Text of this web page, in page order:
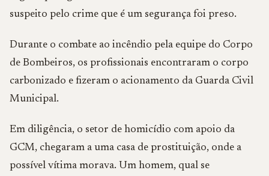
suspeito pelo crime que é um segurança foi preso.
Durante o combate ao incêndio pela equipe do Corpo
de Bombeiros, os profissionais encontraram o corpo
carbonizado e fizeram o acionamento da Guarda Civil
Municipal.
Em diligência, o setor de homicídio com apoio da
GCM, chegaram a uma casa de prostituição, onde a
possível vítima morava. Um homem, qual se